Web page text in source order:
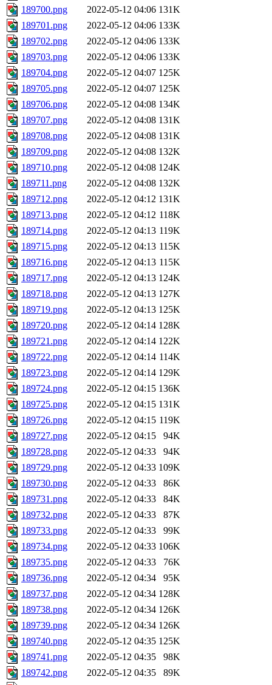
189700.png
2022-05-12 04:06 131K
189701.png
2022-05-12 04:06 133K
189702.png
2022-05-12 04:06 133K
189703.png
2022-05-12 04:06 133K
189704.png
2022-05-12 04:07 125K
189705.png
2022-05-12 04:07 125K
189706.png
2022-05-12 04:08 134K
189707.png
2022-05-12 04:08 131K
189708.png
2022-05-12 04:08 131K
189709.png
2022-05-12 04:08 132K
189710.png
2022-05-12 04:08 124K
189711.png
2022-05-12 04:08 132K
189712.png
2022-05-12 04:12 131K
189713.png
2022-05-12 04:12 118K
189714.png
2022-05-12 04:13 119K
189715.png
2022-05-12 04:13 115K
189716.png
2022-05-12 04:13 115K
189717.png
2022-05-12 04:13 124K
189718.png
2022-05-12 04:13 127K
189719.png
2022-05-12 04:13 125K
189720.png
2022-05-12 04:14 128K
189721.png
2022-05-12 04:14 122K
189722.png
2022-05-12 04:14 114K
189723.png
2022-05-12 04:14 129K
189724.png
2022-05-12 04:15 136K
189725.png
2022-05-12 04:15 131K
189726.png
2022-05-12 04:15 119K
189727.png
2022-05-12 04:15
94K
189728.png
2022-05-12 04:33
94K
189729.png
2022-05-12 04:33 109K
189730.png
2022-05-12 04:33
86K
189731.png
2022-05-12 04:33
84K
189732.png
2022-05-12 04:33
87K
189733.png
2022-05-12 04:33
99K
189734.png
2022-05-12 04:33 106K
189735.png
2022-05-12 04:33
76K
189736.png
2022-05-12 04:34
95K
189737.png
2022-05-12 04:34 128K
189738.png
2022-05-12 04:34 126K
189739.png
2022-05-12 04:34 126K
189740.png
2022-05-12 04:35 125K
189741.png
2022-05-12 04:35
98K
189742.png
2022-05-12 04:35
89K